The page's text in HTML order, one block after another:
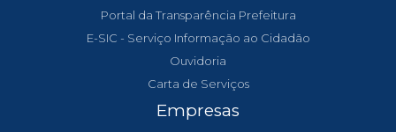
Portal da Transparência Prefeitura
E-SIC - Serviço Informação ao Cidadão
Ouvidoria
Carta de Serviços
Empresas